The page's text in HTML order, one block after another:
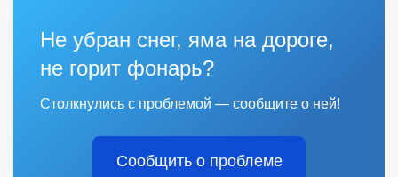
Не убран снег, яма на дороге,
не горит фонарь?
Столкнулись с проблемой — сообщите о ней!
Сообщить о проблеме